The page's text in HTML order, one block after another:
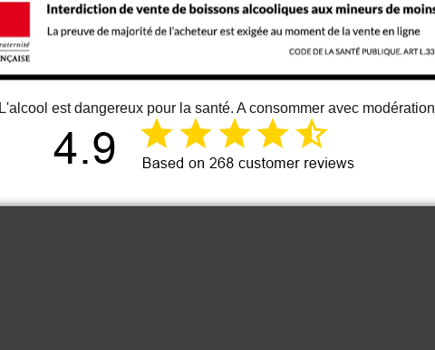
L'alcool est dangereux pour la santé. A consommer avec modération